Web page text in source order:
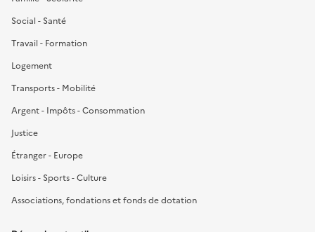
Social - Santé
Travail - Formation
Logement
Transports - Mobilité
Argent - Impôts - Consommation
Justice
Étranger - Europe
Loisirs - Sports - Culture
Associations, fondations et fonds de dotation